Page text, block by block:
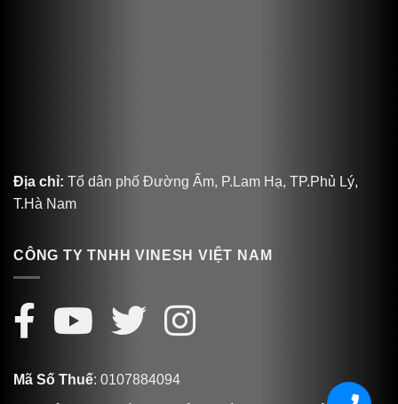
Địa chỉ: Tổ dân phố Đường Ấm, P.Lam Hạ, TP.Phủ Lý,
T.Hà Nam
CÔNG TY TNHH VINESH VIỆT NAM
Mã Số Thuế: 0107884094